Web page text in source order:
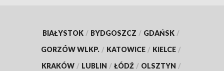
BIAŁYSTOK / BYDGOSZCZ / GDAŃSK /
GORZÓW WLKP. / KATOWICE / KIELCE /
KRAKÓW / LUBLIN / ŁÓDŹ / OLSZTYN /